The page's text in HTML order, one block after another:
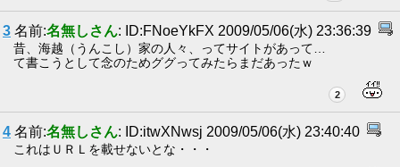
3 名前:名無しさん: ID:FNoeYkFX 2009/05/06(水) 23:36:39
昔、海越（うんこし）家の人々、ってサイトがあって…
て書こうとして念のためググってみたらまだあったｗ
2
4 名前:名無しさん: ID:itwXNwsj 2009/05/06(水) 23:40:40
これはＵＲＬを載せないとな・・・